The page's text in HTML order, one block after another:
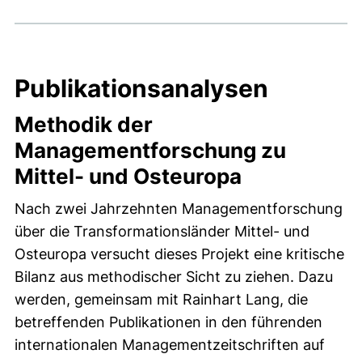
Publikationsanalysen
Methodik der
Managementforschung zu
Mittel- und Osteuropa
Nach zwei Jahrzehnten Managementforschung
über die Transformationsländer Mittel- und
Osteuropa versucht dieses Projekt eine kritische
Bilanz aus methodischer Sicht zu ziehen. Dazu
werden, gemeinsam mit Rainhart Lang, die
betreffenden Publikationen in den führenden
internationalen Managementzeitschriften auf